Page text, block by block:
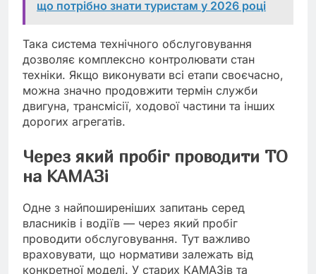
що потрібно знати туристам у 2026 році
Така система технічного обслуговування
дозволяє комплексно контролювати стан
техніки. Якщо виконувати всі етапи своєчасно,
можна значно продовжити термін служби
двигуна, трансмісії, ходової частини та інших
дорогих агрегатів.
Через який пробіг проводити ТО
на КАМАЗі
Одне з найпоширеніших запитань серед
власників і водіїв — через який пробіг
проводити обслуговування. Тут важливо
враховувати, що нормативи залежать від
конкретної моделі. У старих КАМАЗів та